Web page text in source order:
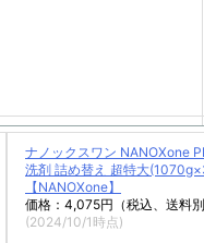
ナノックスワン NANOXone
洗剤 詰め替え 超特大
【NANOXone】
価格：4,075円（税込、送料
(2024/10/1時点)